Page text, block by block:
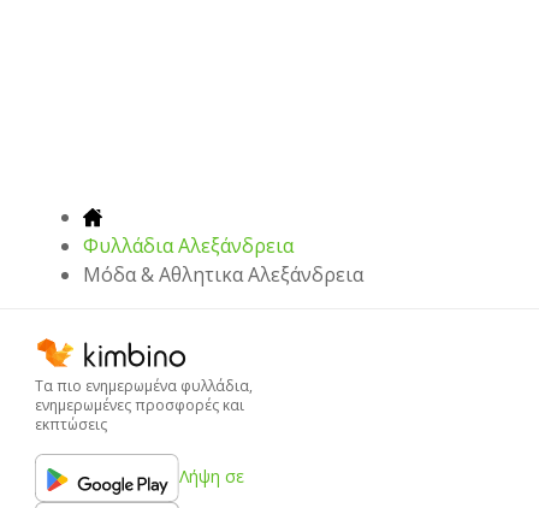
Φυλλάδια Αλεξάνδρεια
Μόδα & Aθλητικα Αλεξάνδρεια
Τα πιο ενημερωμένα φυλλάδια,
ενημερωμένες προσφορές και
εκπτώσεις
Λήψη σε